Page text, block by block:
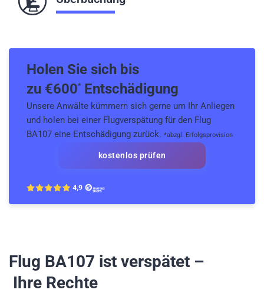
Holen Sie sich bis
zu €600*Entschädigung
Unsere Anwälte kümmern sich gerne um Ihr Anliegen
und holen bei einer Flugverspätung für den Flug
BA107 eine Entschädigung zurück. *abzgl. Erfolgsprovision
kostenlos prüfen
Flug BA107 ist verspätet –
Ihre Rechte